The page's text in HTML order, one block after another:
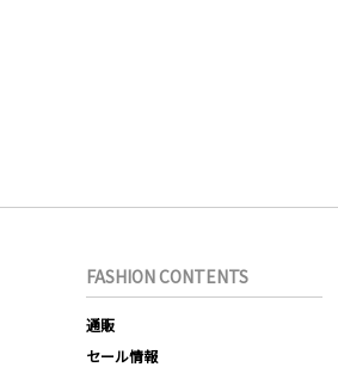
FASHION CONTENTS
通販
セール情報